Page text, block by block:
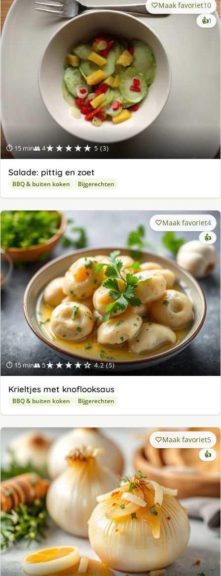
⏱ 15 min👥 4★★★★★ 5 (3)
Maak favoriet10
👍1
Salade: pittig en zoet
BBQ & buiten koken Bijgerechten
⏱ 15 min👥 5★★★★☆ 4.2 (5)
Maak favoriet4
👍
Krieltjes met knoflooksaus
BBQ & buiten koken Bijgerechten
Maak favoriet5
👍